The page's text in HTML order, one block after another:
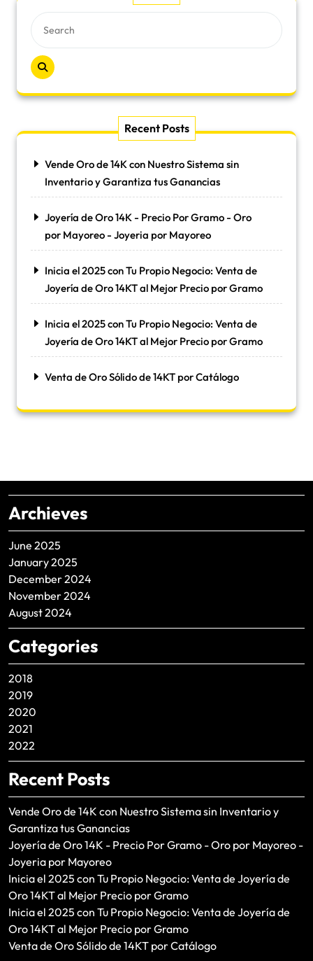
Recent Posts
Vende Oro de 14K con Nuestro Sistema sin
Inventario y Garantiza tus Ganancias
Joyería de Oro 14K - Precio Por Gramo - Oro
por Mayoreo - Joyeria por Mayoreo
Inicia el 2025 con Tu Propio Negocio: Venta de
Joyería de Oro 14KT al Mejor Precio por Gramo
Inicia el 2025 con Tu Propio Negocio: Venta de
Joyería de Oro 14KT al Mejor Precio por Gramo
Venta de Oro Sólido de 14KT por Catálogo
Archieves
June 2025
January 2025
December 2024
November 2024
August 2024
Categories
2018
2019
2020
2021
2022
Recent Posts
Vende Oro de 14K con Nuestro Sistema sin Inventario y
Garantiza tus Ganancias
Joyería de Oro 14K - Precio Por Gramo - Oro por Mayoreo -
Joyeria por Mayoreo
Inicia el 2025 con Tu Propio Negocio: Venta de Joyería de
Oro 14KT al Mejor Precio por Gramo
Inicia el 2025 con Tu Propio Negocio: Venta de Joyería de
Oro 14KT al Mejor Precio por Gramo
Venta de Oro Sólido de 14KT por Catálogo